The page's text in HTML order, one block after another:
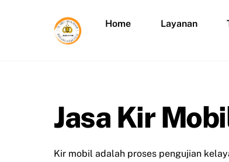
Home Layanan
Jasa Kir
Kir mobil adalah proses pengujian